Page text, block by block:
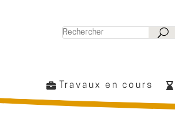
Travaux en cours